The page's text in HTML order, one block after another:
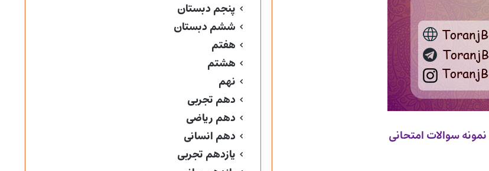
نمونه سوالات امتحانی
پنجم دبستان
ششم دبستان
هفتم
هشتم
نهم
دهم تجربی
دهم ریاضی
دهم انسانی
یازدهم تجربی